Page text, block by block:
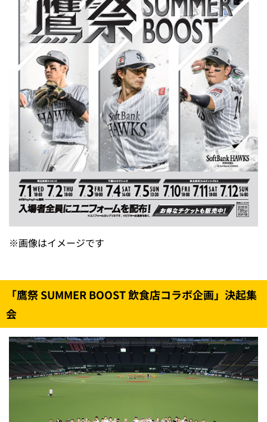
※画像はイメージです
「鷹祭 SUMMER BOOST 飲食店コラボ企画」決起集
会